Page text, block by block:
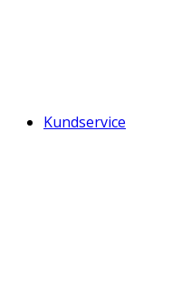
Kundservice